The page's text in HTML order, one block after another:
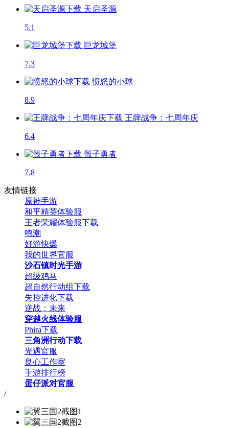
天启圣源
5.1
巨龙城堡
7.3
愤怒的小球
8.9
王牌战争：七周年庆
6.4
骰子勇者
7.8
友情链接
原神手游
和平精英体验服
王者荣耀体验服下载
鸣潮
好游快爆
我的世界官服
沙石镇时光手游
超级鸡马
超自然行动组下载
失控进化下载
逆战：未来
穿越火线体验服
Phira下载
三角洲行动下载
光遇官服
良心工作室
手游排行榜
蛋仔派对官服
/